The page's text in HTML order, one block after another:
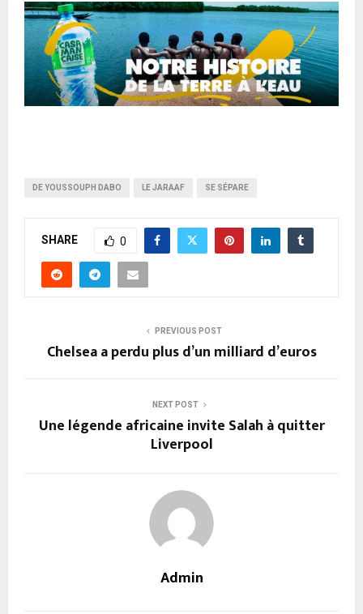
DE YOUSSOUPH DABO LE JARAAF SE SÉPARE
SHARE 0
PREVIOUS POST
Chelsea a perdu plus d’un milliard d’euros
NEXT POST
Une légende africaine invite Salah à quitter
Liverpool
Admin